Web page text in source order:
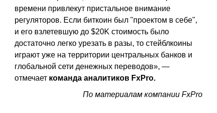
времени привлекут пристальное внимание
регуляторов. Если биткоин был "проектом в себе",
и его взлетевшую до $20K стоимость было
достаточно легко урезать в разы, то стейблкоины
играют уже на территории центральных банков и
глобальной сети денежных переводов», —
отмечает команда аналитиков FxPro.
По материалам компании FxPro